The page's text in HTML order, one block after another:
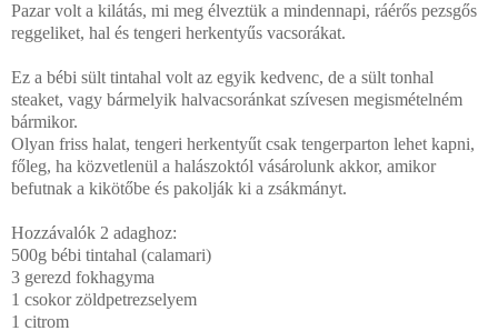
Pazar volt a kilátás, mi meg élveztük a mindennapi, ráérős pezsgős
reggeliket, hal és tengeri herkentyűs vacsorákat.
Ez a bébi sült tintahal volt az egyik kedvenc, de a sült tonhal
steaket, vagy bármelyik halvacsoránkat szívesen megismételném
bármikor.
Olyan friss halat, tengeri herkentyűt csak tengerparton lehet kapni,
főleg, ha közvetlenül a halászoktól vásárolunk akkor, amikor
befutnak a kikötőbe és pakolják ki a zsákmányt.
Hozzávalók 2 adaghoz:
500g bébi tintahal (calamari)
3 gerezd fokhagyma
1 csokor zöldpetrezselyem
1 citrom